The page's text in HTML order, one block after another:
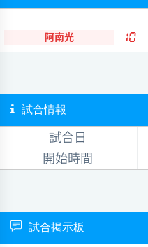
阿南光 10
試合情報
試合日
開始時間
試合掲示板